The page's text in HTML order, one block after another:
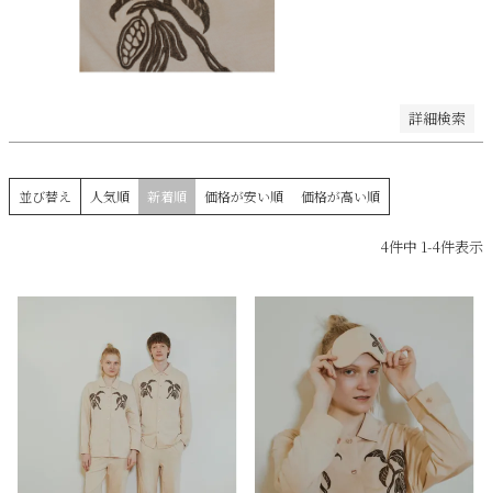
詳細検索
レビュー順
キーワードヒット順
検索
並び替え 人気順 新着順 価格が安い順 価格が高い順
4件中 1-4件表示